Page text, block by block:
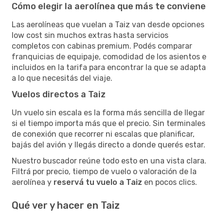
Cómo elegir la aerolínea que más te conviene
Las aerolíneas que vuelan a Taiz van desde opciones
low cost sin muchos extras hasta servicios
completos con cabinas premium. Podés comparar
franquicias de equipaje, comodidad de los asientos e
incluidos en la tarifa para encontrar la que se adapta
a lo que necesitás del viaje.
Vuelos directos a Taiz
Un vuelo sin escala es la forma más sencilla de llegar
si el tiempo importa más que el precio. Sin terminales
de conexión que recorrer ni escalas que planificar,
bajás del avión y llegás directo a donde querés estar.
Nuestro buscador reúne todo esto en una vista clara.
Filtrá por precio, tiempo de vuelo o valoración de la
aerolínea y reservá tu vuelo a Taiz en pocos clics.
Qué ver y hacer en Taiz